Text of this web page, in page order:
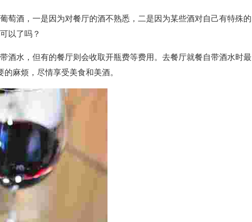
萄酒，一是因为对餐厅的酒不熟悉，二是因为某些酒对自己有特殊的
以了吗？
酒水，但有的餐厅则会收取开瓶费等费用。去餐厅就餐自带酒水时最
麻烦，尽情享受美食和美酒。